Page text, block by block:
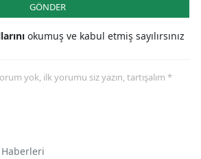
GÖNDER
okumuş ve kabul etmiş sayılırsınız
yok, ilk yorumu siz yazın, tartışalım *